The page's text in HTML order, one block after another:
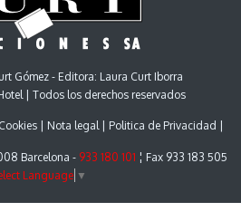
Gómez - Editora: Laura Curt Iborra
| Todos los derechos reservados
Nota legal Politica de Privacidad
Barcelona - 933 180 101 ¦ Fax 933 183 505
Language ▼